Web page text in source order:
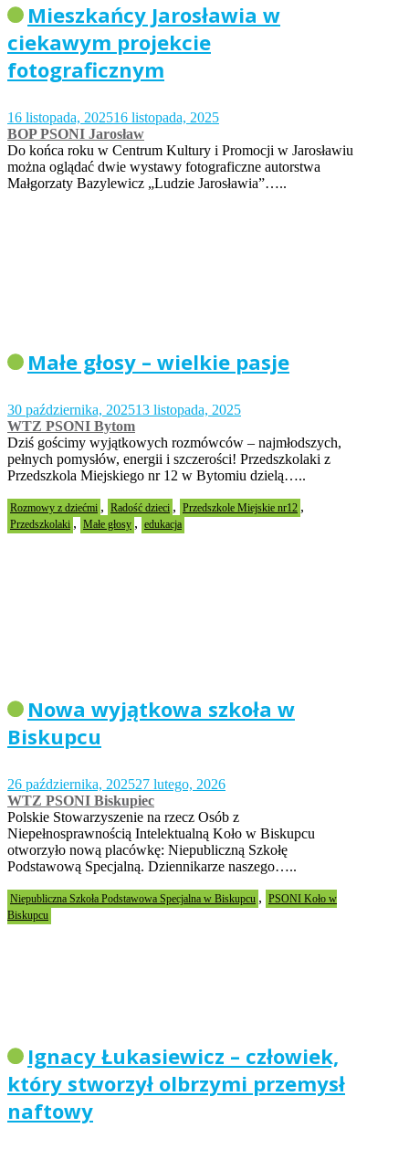
Mieszkańcy Jarosławia w
ciekawym projekcie
fotograficznym
16 listopada, 202516 listopada, 2025
BOP PSONI Jarosław
Do końca roku w Centrum Kultury i Promocji w Jarosławiu
można oglądać dwie wystawy fotograficzne autorstwa
Małgorzaty Bazylewicz „Ludzie Jarosławia”…..
Małe głosy – wielkie pasje
30 października, 202513 listopada, 2025
WTZ PSONI Bytom
Dziś gościmy wyjątkowych rozmówców – najmłodszych,
pełnych pomysłów, energii i szczerości! Przedszkolaki z
Przedszkola Miejskiego nr 12 w Bytomiu dzielą…..
Rozmowy z dziećmi , Radość dzieci , Przedszkole Miejskie nr12 ,
Przedszkolaki , Małe głosy , edukacja
Nowa wyjątkowa szkoła w
Biskupcu
26 października, 202527 lutego, 2026
WTZ PSONI Biskupiec
Polskie Stowarzyszenie na rzecz Osób z
Niepełnosprawnością Intelektualną Koło w Biskupcu
otworzyło nową placówkę: Niepubliczną Szkołę
Podstawową Specjalną. Dziennikarze naszego…..
Niepubliczna Szkoła Podstawowa Specjalna w Biskupcu , PSONI Koło w
Biskupcu
Ignacy Łukasiewicz – człowiek,
który stworzył olbrzymi przemysł
naftowy